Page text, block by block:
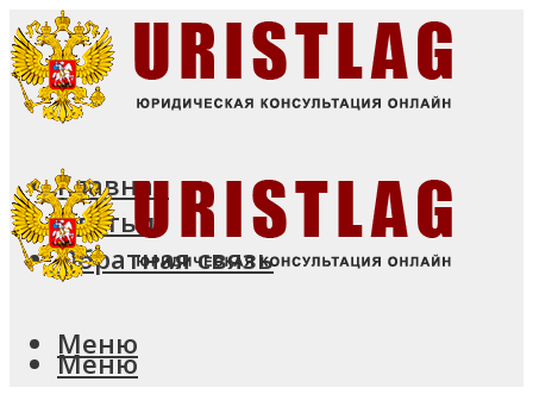
Главная
Статьи
Обратная связь
Меню
Меню